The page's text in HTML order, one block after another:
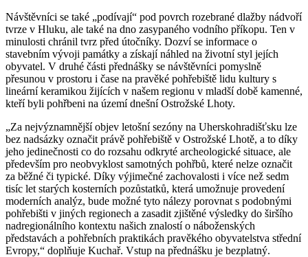
Návštěvníci se také „podívají“ pod povrch rozebrané dlažby nádvoří
tvrze v Hluku, ale také na dno zasypaného vodního příkopu. Ten v
minulosti chránil tvrz před útočníky. Dozví se informace o
stavebním vývoji památky a získají náhled na životní styl jejích
obyvatel. V druhé části přednášky se návštěvníci pomyslně
přesunou v prostoru i čase na pravěké pohřebiště lidu kultury s
lineární keramikou žijících v našem regionu v mladší době kamenné,
kteří byli pohřbeni na území dnešní Ostrožské Lhoty.
„Za nejvýznamnější objev letošní sezóny na Uherskohradišťsku lze
bez nadsázky označit právě pohřebiště v Ostrožské Lhotě, a to díky
jeho jedinečnosti co do rozsahu odkryté archeologické situace, ale
především pro neobvyklost samotných pohřbů, které nelze označit
za běžné či typické. Díky výjimečné zachovalosti i více než sedm
tisíc let starých kosterních pozůstatků, která umožnuje provedení
moderních analýz, bude možné tyto nálezy porovnat s podobnými
pohřebišti v jiných regionech a zasadit zjištěné výsledky do širšího
nadregionálního kontextu našich znalostí o náboženských
představách a pohřebních praktikách pravěkého obyvatelstva střední
Evropy,“ doplňuje Kuchař. Vstup na přednášku je bezplatný.